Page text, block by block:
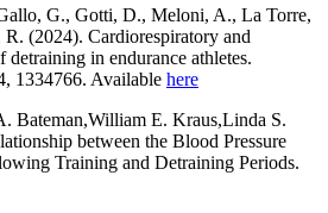
G., Gotti, D., Meloni, A., La Torre,
(2024). Cardiorespiratory and
detraining in endurance athletes.
1334766. Available here
Bateman,William E. Kraus,Linda S.
between the Blood Pressure
Training and Detraining Periods.